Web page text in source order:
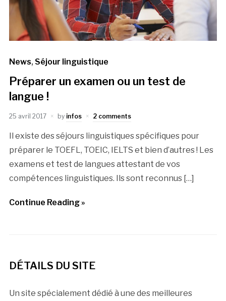
News, Séjour linguistique
Préparer un examen ou un test de
langue !
25 avril 2017 by infos 2 comments
Il existe des séjours linguistiques spécifiques pour
préparer le TOEFL, TOEIC, IELTS et bien d’autres ! Les
examens et test de langues attestant de vos
compétences linguistiques. Ils sont reconnus […]
Continue Reading »
DÉTAILS DU SITE
Un site spécialement dédié à une des meilleures